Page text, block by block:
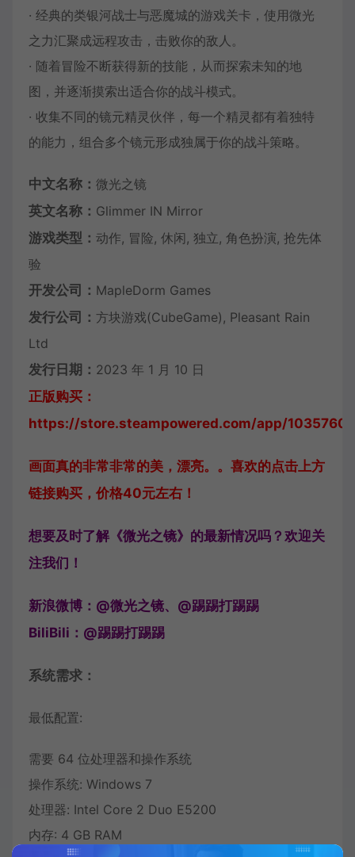
· 经典的类银河战士与恶魔城的游戏关卡，使用微光
之力汇聚成远程攻击，击败你的敌人。
· 随着冒险不断获得新的技能，从而探索未知的地
图，并逐渐摸索出适合你的战斗模式。
· 收集不同的镜元精灵伙伴，每一个精灵都有着独特
的能力，组合多个镜元形成独属于你的战斗策略。
中文名称： 微光之镜
英文名称： Glimmer IN Mirror
游戏类型： 动作, 冒险, 休闲, 独立, 角色扮演, 抢先体
验
开发公司： MapleDorm Games
发行公司： 方块游戏(CubeGame), Pleasant Rain
Ltd
发行日期： 2023 年 1 月 10 日
正版购买：
https://store.steampowered.com/app/1035760/
画面真的非常非常的美，漂亮。。喜欢的点击上方
链接购买，价格40元左右！
想要及时了解《微光之镜》的最新情况吗？欢迎关
注我们！
新浪微博：@微光之镜、@踢踢打踢踢
BiliBili：@踢踢打踢踢
系统需求：
最低配置:
需要 64 位处理器和操作系统
操作系统: Windows 7
处理器: Intel Core 2 Duo E5200
内存: 4 GB RAM